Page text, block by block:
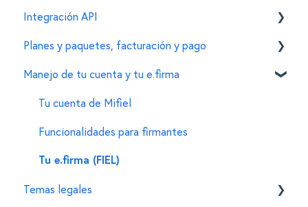
Creación de documentos encriptados
Firma de documentos encriptados
Configuración de organizaciones y cuentas
Integración API
General
Personalizaciones en el widget de firma
Funciones adicionales
Planes y paquetes, facturación y pago
Funcionalidades
Esquema de precios
Proceso de compra
Proceso de facturación
Consulta de consumos
Manejo de tu cuenta y tu e.firma
Tu cuenta de Mifiel
Funcionalidades para firmantes
Tu e.firma (FIEL)
Temas legales